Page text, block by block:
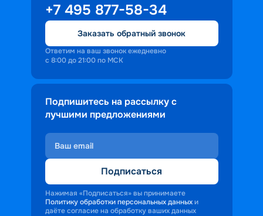
+7 495 877-58-34
Заказать обратный звонок
Ответим на ваш звонок ежедневно
с 8:00 до 21:00 по МСК
Подпишитесь на рассылку с
лучшими предложениями
Подписаться
Нажимая «Подписаться» вы принимаете
Политику обработки персональных данных и
даёте согласие на обработку ваших данных